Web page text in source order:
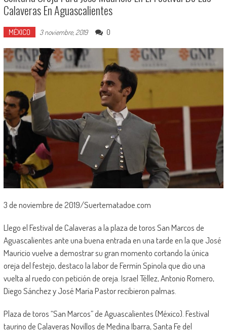
Calaveras En Aguascalientes
MÉXICO 3 noviembre, 2019 0
3 de noviembre de 2019/Suertematadoe.com
Llego el Festival de Calaveras a la plaza de toros San Marcos de
Aguascalientes ante una buena entrada en una tarde en la que José
Mauricio vuelve a demostrar su gran momento cortando la única
oreja del festejo, destaco la labor de Fermín Spínola que dio una
vuelta al ruedo con petición de oreja. Israel Téllez, Antonio Romero,
Diego Sánchez y José María Pastor recibieron palmas.
Plaza de toros “San Marcos” de Aguascalientes (México). Festival
taurino de Calaveras Novillos de Medina Ibarra, Santa Fe del